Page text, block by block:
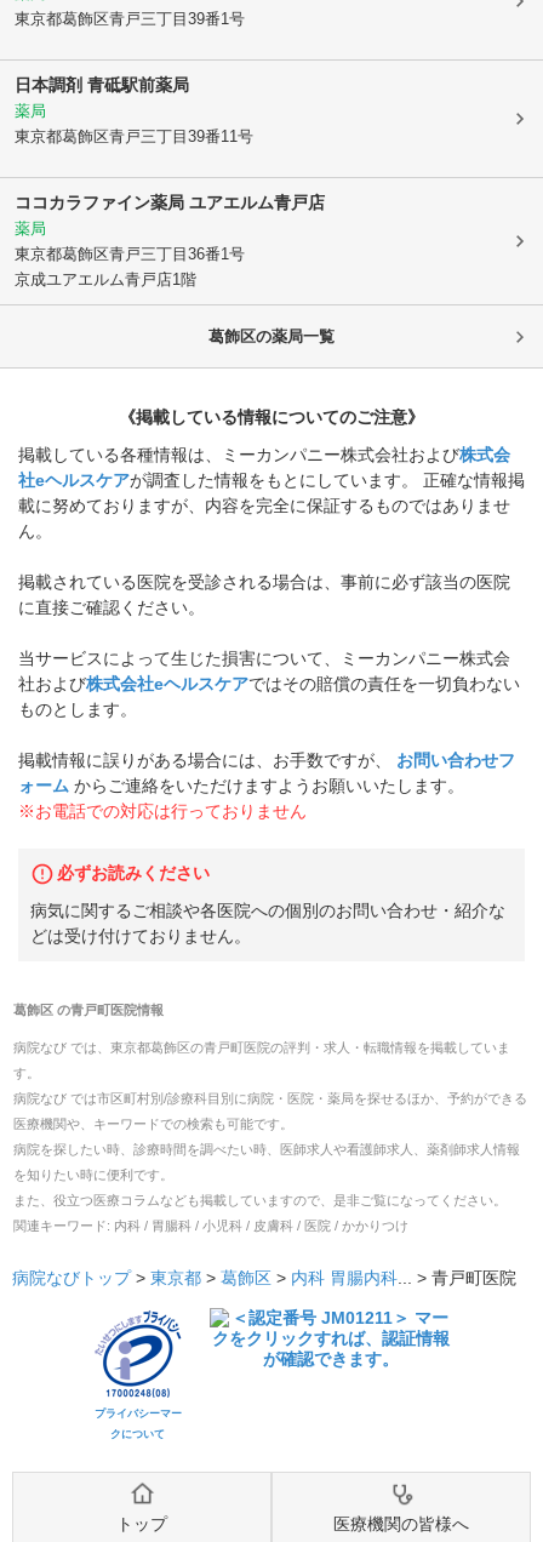
東京都葛飾区青戸三丁目39番1号
日本調剤 青砥駅前薬局
薬局
東京都葛飾区青戸三丁目39番11号
ココカラファイン薬局 ユアエルム青戸店
薬局
東京都葛飾区青戸三丁目36番1号
京成ユアエルム青戸店1階
葛飾区の薬局一覧
《掲載している情報についてのご注意》
掲載している各種情報は、ミーカンパニー株式会社および株式会
社eヘルスケアが調査した情報をもとにしています。 正確な情報掲
載に努めておりますが、内容を完全に保証するものではありませ
ん。
掲載されている医院を受診される場合は、事前に必ず該当の医院
に直接ご確認ください。
当サービスによって生じた損害について、ミーカンパニー株式会
社および株式会社eヘルスケアではその賠償の責任を一切負わない
ものとします。
掲載情報に誤りがある場合には、お手数ですが、
お問い合わせフ
ォーム からご連絡をいただけますようお願いいたします。
※お電話での対応は行っておりません
必ずお読みください
病気に関するご相談や各医院への個別のお問い合わせ・紹介な
どは受け付けておりません。
葛飾区の青戸町医院情報
病院なび では、 東京都葛飾区の青戸町医院の評判・求人・転職情報を掲載していま
す。
病院なび では市区町村別/診療科目別に病院・医院・薬局を探せるほか、予約ができる
医療機関や、キーワードでの検索も可能です。
病院を探したい時、診療時間を調べたい時、医師求人や看護師求人、薬剤師求人情報
を知りたい時に便利です。
また、役立つ医療コラムなども掲載していますので、是非ご覧になってください。
関連キーワード: 内科 / 胃腸科 / 小児科 / 皮膚科 / 医院 / かかりつけ
病院なびトップ > 東京都 > 葛飾区 > 内科 胃腸内科... > 青戸町医院
プライバシーマー
クについて
トップ 医療機関の皆様へ